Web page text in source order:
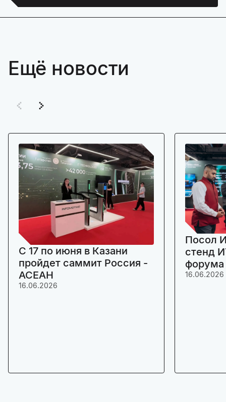
Ещё новости
C 17 по июня в Казани
пройдет саммит Россия -
АСЕАН
16.06.2026
Посол
стенд
16.06.2026